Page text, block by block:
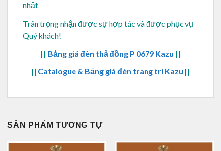
nhật
Trân trọng nhận được sự hợp tác và được phục vụ
Quý khách!
|| Bảng giá đèn thả đồng P 0679 Kazu ||
|| Catalogue & Bảng giá đèn trang trí Kazu ||
SẢN PHẨM TƯƠNG TỰ